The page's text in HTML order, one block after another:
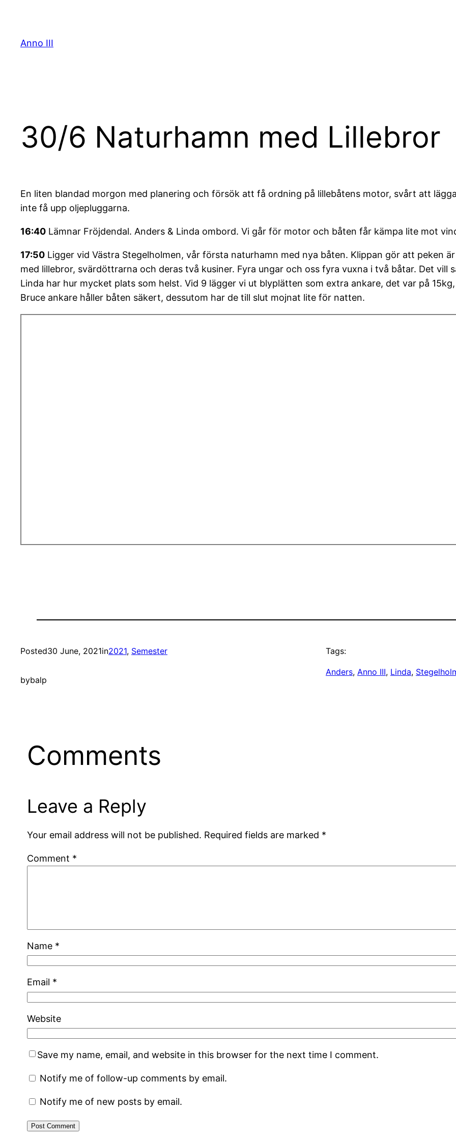
content
Anno III
30/6 Naturhamn med Lillebror
En liten blandad morgon med planering och försök att få ordning på lillebåtens motor, svårt att
inte få upp oljepluggarna.
16:40 Lämnar Fröjdendal. Anders & Linda ombord. Vi går för motor och båten får kämpa lite mot
17:50 Ligger vid Västra Stegelholmen, vår första naturhamn med nya båten. Klippan gör att peken
med lillebror, svärdöttrarna och deras två kusiner. Fyra ungar och oss fyra vuxna i två båtar. Det vill
Linda har hur mycket plats som helst. Vid 9 lägger vi ut blyplätten som extra ankare, det var på
Bruce ankare håller båten säkert, dessutom har de till slut mojnat lite för natten.
Posted30 June, 2021in2021, Semester
bybalp
Tags:
Anders, Anno III, Linda,
Comments
Leave a Reply
Your email address will not be published. Required fields are marked *
Comment *
Name *
Email *
Website
Save my name, email, and website in this browser for the next time I comment.
Notify me of follow-up comments by email.
Notify me of new posts by email.